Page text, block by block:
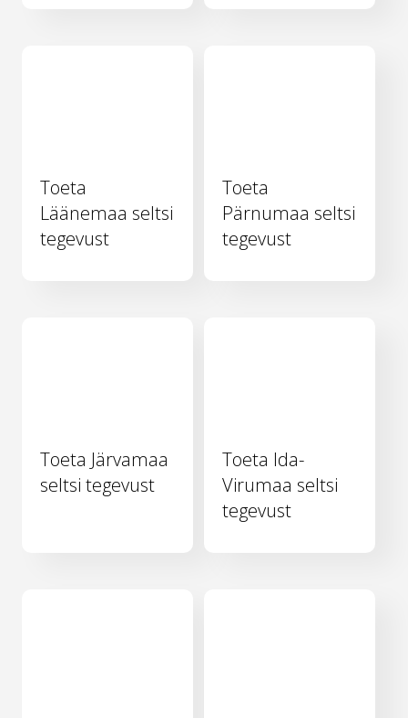
Toeta
Läänemaa seltsi
tegevust
Toeta
Pärnumaa seltsi
tegevust
Toeta Järvamaa
seltsi tegevust
Toeta Ida-
Virumaa seltsi
tegevust